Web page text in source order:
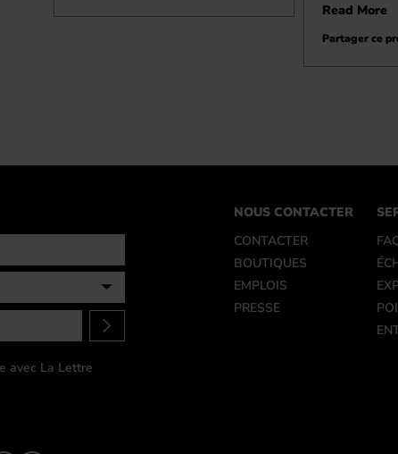
Read More
Partager ce
avec La Lettre
NOUS CONTACTER
CONTACTER
BOUTIQUES
EMPLOIS
PRESSE